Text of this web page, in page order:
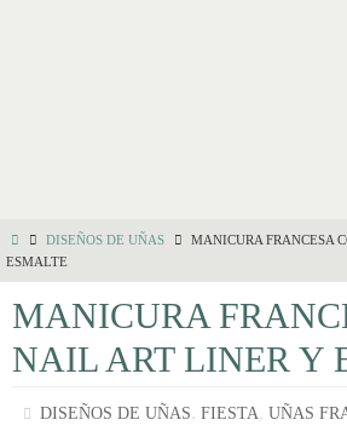
DISEÑOS DE UÑAS
MANICURA FRANCESA
ESMALTE
MANICURA
NAIL ART LINER Y
DISEÑOS DE UÑAS,FIESTA,UÑAS